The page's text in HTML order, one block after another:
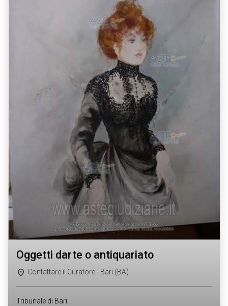
oggetti darte o antiquariato
Contattare il Curatore - Bari (BA)
Tribunale di Bari